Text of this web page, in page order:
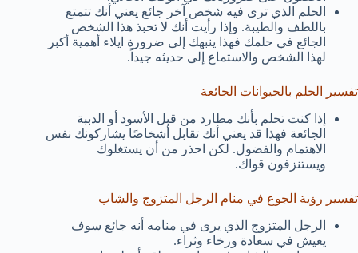
الحلم الذي ترى فيه شخص آخر جائع يعني أنك تتمتع
باللطف والطيبة. وإذا رأيت أنك لا تحبذ هذا الشخص
الجائع في حلمك فهذا ينبهك إلى ضرورة ايلاء أهمية أكبر
لهذا الشخص والاستماع إلى حديثه جيداً.
تفسير الحلم بالحيوانات الجائعة
إذا كنت تحلم بأنك مطارد من قبل الأسود أو الدببة
الجائعة فهذا قد يعني أنك تقابل أشخاصًا يشاركونك نفس
الاهتمام والفضول. لكن احذر من أن يستغلوك
ويستنزفون قواك.
تفسير رؤية الجوع في منام الرجل المتزوج والشاب
الرجل المتزوج الذي يرى في منامه أنه جائع سوف
يعيش في سعادة ورخاء وثراء.